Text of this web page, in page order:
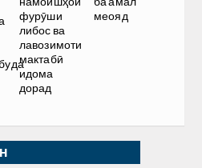
фурӯши
либос ва
лавозимоти
мактабӣ
идома
дорад
меояд